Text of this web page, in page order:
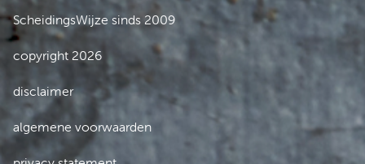
ScheidingsWijze sinds 2009
copyright 2026
disclaimer
algemene voorwaarden